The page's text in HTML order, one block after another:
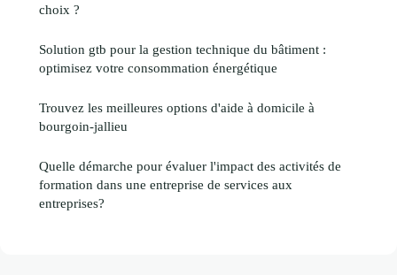
choix ?
Solution gtb pour la gestion technique du bâtiment :
optimisez votre consommation énergétique
Trouvez les meilleures options d'aide à domicile à
bourgoin-jallieu
Quelle démarche pour évaluer l'impact des activités de
formation dans une entreprise de services aux
entreprises?